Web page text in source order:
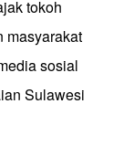
tokoh
masyarakat
sosial
Sulawesi